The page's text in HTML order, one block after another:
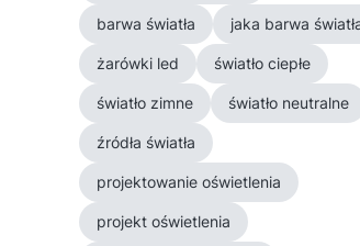
barwa światła jaka barwa
żarówki led światło ciepłe
światło zimne światło neutralne
źródła światła
projektowanie oświetlenia
projekt oświetlenia